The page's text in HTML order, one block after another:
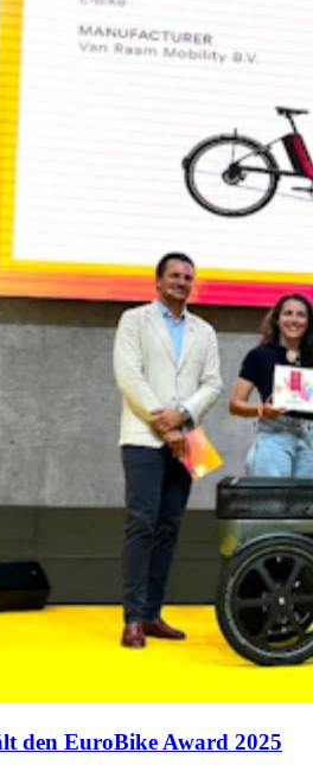
den EuroBike Award 2025